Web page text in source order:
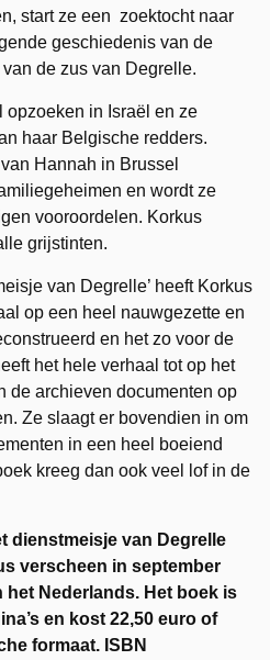
start ze een zoektocht naar
geschiedenis van de
de zus van Degrelle.
opzoeken in Israël en ze
haar Belgische redders.
Hannah in Brussel
en wordt ze
vooroordelen. Korkus
grijstinten.
van Degrelle’ heeft Korkus
op een heel nauwgezette en
en het zo voor de
het hele verhaal tot op het
de archieven documenten op
Ze slaagt er bovendien in om
in een heel boeiend
kreeg dan ook veel lof in de
dienstmeisje van Degrelle
verscheen in september
Nederlands. Het boek is
en kost 22,50 euro of
formaat. ISBN